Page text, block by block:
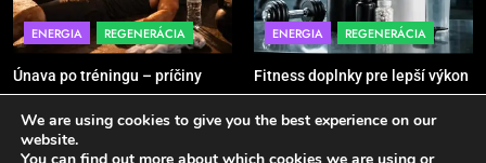
7
Pomôcky na cvičenie brucha
POMÔCKY VYBAVENIE
ENERGIA REGENERÁCIA
Únava po tréningu – príčiny
ENERGIA REGENERÁCIA
Fitness doplnky pre lepší výkon
We are using cookies to give you the best experience on our
website.